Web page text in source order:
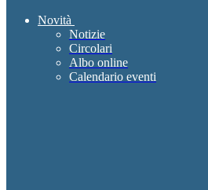
Novità
Notizie
Circolari
Albo online
Calendario eventi